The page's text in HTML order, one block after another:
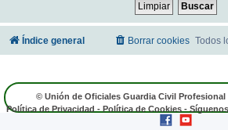
Índice general Todos
Borrar cookies
© Unión de Oficiales Guardia Civil Profesional
Política de Privacidad - Política de Cookies -